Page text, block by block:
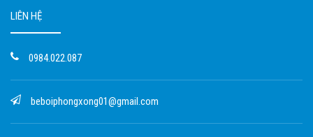
LIÊN HỆ
0984.022.087
beboiphongxong01@gmail.com